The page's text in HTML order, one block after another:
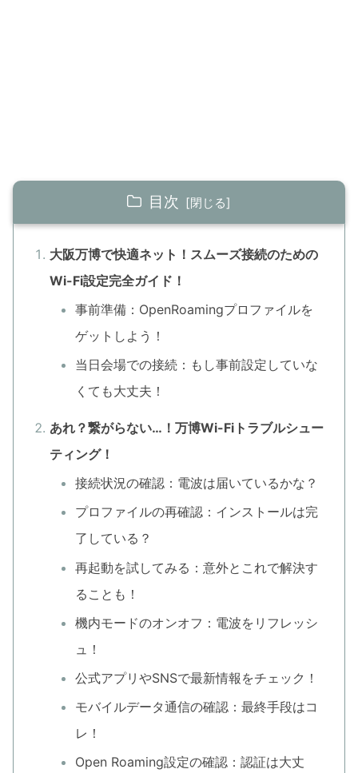
目次
大阪万博で快適ネット！スムーズ接続のための
Wi-Fi設定完全ガイド！
事前準備：OpenRoamingプロファイルを
ゲットしよう！
当日会場での接続：もし事前設定していな
くても大丈夫！
あれ？繋がらない…！万博Wi-Fiトラブルシュー
ティング！
接続状況の確認：電波は届いているかな？
プロファイルの再確認：インストールは完
了している？
再起動を試してみる：意外とこれで解決す
ることも！
機内モードのオンオフ：電波をリフレッシ
ュ！
公式アプリやSNSで最新情報をチェック！
モバイルデータ通信の確認：最終手段はコ
レ！
Open Roaming設定の確認：認証は大丈